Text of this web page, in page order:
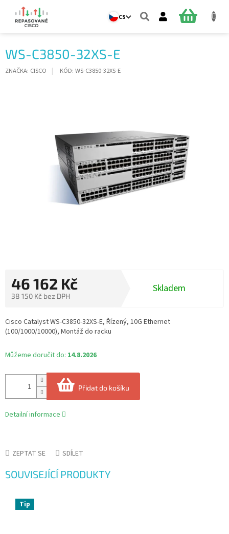
obsah
CS
NÁKUPNÍ
WS-C3850-32XS-E
ZNAČKA: CISCO KÓD: WS-C3850-32XS-E
46 162 Kč
38 150 Kč bez DPH
cena:
Skladem
Můžeme doručit do: 14.8.2026
Přidat do košíku
Cisco Catalyst WS-C3850-32XS-E, Řízený, 10G Ethernet
(100/1000/10000), Montáž do racku
Detailní informace
ZEPTAT SE SDÍLET
SOUVISEJÍCÍ PRODUKTY
Tip